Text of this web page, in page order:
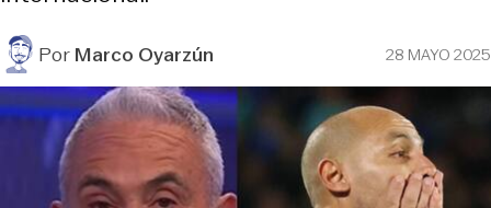
PorMarco Oyarzún 28 MAYO 2025